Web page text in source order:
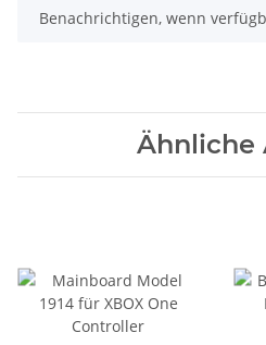
Benachrichtigen, wenn
Ähnliche